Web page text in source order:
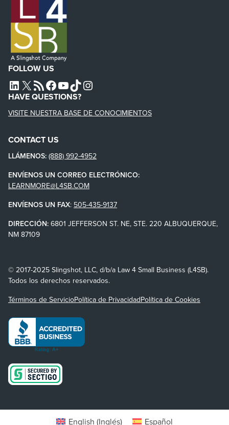
FOLLOW US
L4SB LINKEDIN
X L4SB RSS FEEDL4SB FACEBOOK
L4SB YOUTUBE
TIKTOKINSTAGRAM
HAVE QUESTIONS?
VISITE NUESTRA BASE DE CONOCIMIENTOS
CONTACT US
LLÁMENOS: (888) 992-4952
ENVÍENOS UN CORREO ELECTRÓNICO:
LEARNMORE@L4SB.COM
ENVÍENOS UN FAX: 505-435-9137
DIRECCIÓN: 6801 JEFFERSON ST. NE, STE. 220 ALBUQUERQUE,
NM 87109
© 2017-2025 Slingshot, LLC, d/b/a Law 4 Small Business (L4SB).
Todos los derechos reservados.
Términos de ServicioPolítica de PrivacidadPolítica de Cookies
English (Inglés) Español